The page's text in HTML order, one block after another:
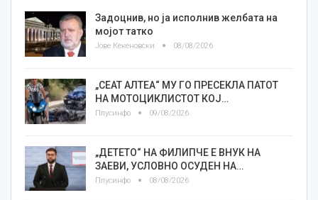
Задоцнив, но ја исполнив желбата на
мојот татко
Јове Кекеновски 08/08/2026
„СЕАТ АЛТЕА“ МУ ГО ПРЕСЕКЛА ПАТОТ
НА МОТОЦИКЛИСТОТ КОЈ…
Плусинфо 09/08/2026
„ДЕТЕТО“ НА ФИЛИПЧЕ Е ВНУК НА
ЗАЕВИ, УСЛОВНО ОСУДЕН НА…
Плусинфо 08/08/2026